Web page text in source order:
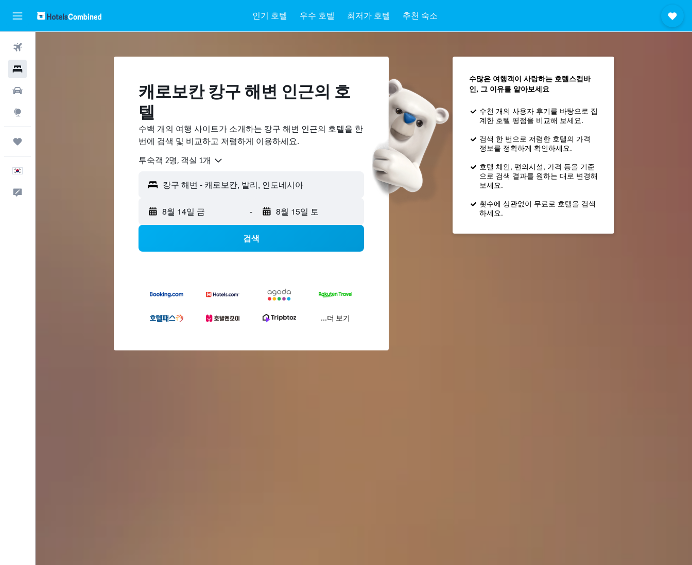
인기 호텔 우수 호텔 최저가 호텔 추천 숙소
캐로보칸 캉구 해변 ​인근의 호
텔
수백 개의 여행 사이트가 소개하는 캉구 해변 인근의 호텔을 한
번에 검색 및 비교하고 저렴하게 이용하세요.
​투숙객 2​명, ​객실 1개
8월 14일 금 - 8월 15일 토
검색
...더 보기
수많은 여행객이 사랑하는 호텔스컴바
인, 그 이유를 알아보세요
수천 개의 사용자 후기를 바탕으로 집
계한 호텔 평점을 비교해 보세요.
검색 한 번으로 저렴한 호텔의 가격
정보를 정확하게 확인하세요.
호텔 체인, 편의시설, 가격 등을 기준
으로 검색 결과를 원하는 대로 변경해
보세요.
횟수에 상관없이 무료로 호텔을 검색
하세요.